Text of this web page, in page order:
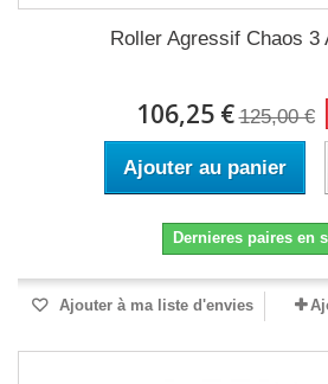
Roller Agressif Chaos 3
106,25 € 125,00 €
Ajouter au panier
Dernieres paires en
Ajouter à ma liste d'envies